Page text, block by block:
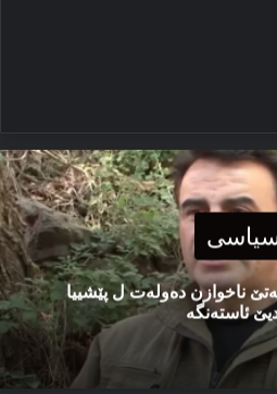
ناخوازن دەولەت ل پێشییا
ئاستەنگە